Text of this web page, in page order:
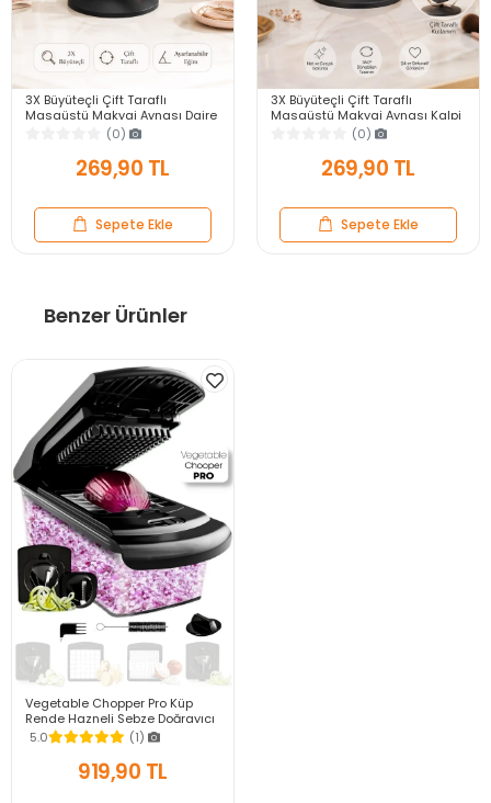
3X Büyüteçli Çift Taraflı
Masaüstü Makyaj Aynası Daire
Siyah Rose Gold Standlı
Dekoratif Yakın Ayna
(0)
269,90 TL
Sepete Ekle
3X Büyüteçli Çift Taraflı
Masaüstü Makyaj Aynası Kalpi
Siyah Rose Gold Standlı
Dekoratif Yakın Ayna
(0)
269,90 TL
Sepete Ekle
Benzer Ürünler
Stok Tükendi
Vegetable Chopper Pro Küp
Rende Hazneli Sebze Doğrayıcı
Dicer Dilimleyici Spiral Kesici
Mutfak Seti
5.0 (1)
919,90 TL